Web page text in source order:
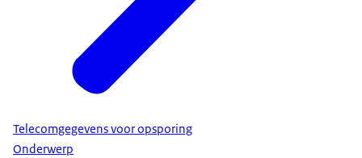
Telecomgegevens voor opsporing
Onderwerp